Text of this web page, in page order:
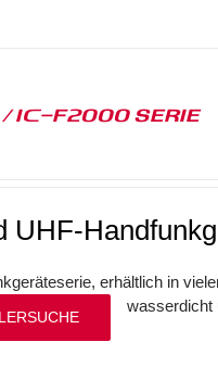
IC-F2000 SERIE
UHF-
erhältlich in
wasserdicht